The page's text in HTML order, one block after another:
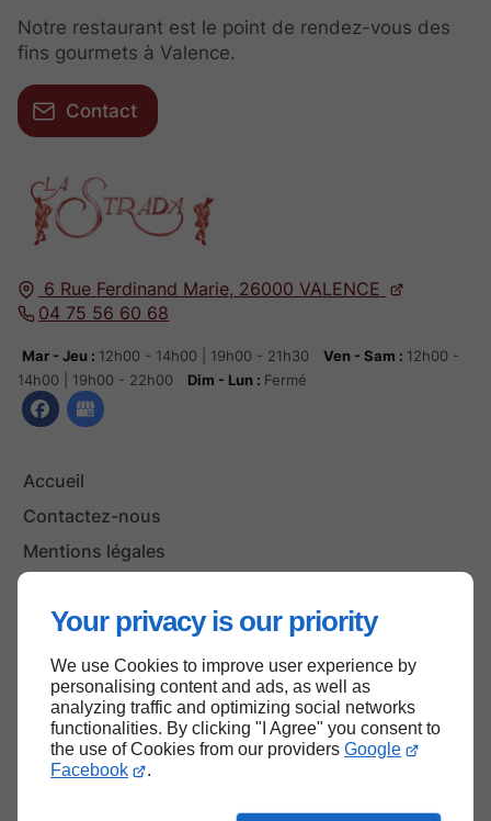
Your privacy is our priority
We use Cookies to improve user experience by
personalising content and ads, as well as
analyzing traffic and optimizing social networks
functionalities. By clicking "I Agree" you consent to
the use of Cookies from our providers Google
Facebook
.
6 Rue Ferdinand Marie, 26000 VALENCE
04 75 56 60 68
Mar - Jeu : 12h00 - 14h00 | 19h00 - 21h30 Ven - Sam : 12h00 -
14h00 | 19h00 - 22h00
Dim - Lun : Fermé
Accueil
Contactez-nous
Mentions légales
Notre restaurant est le point de rendez-vous des
fins gourmets à Valence.
Contact
Haut de page